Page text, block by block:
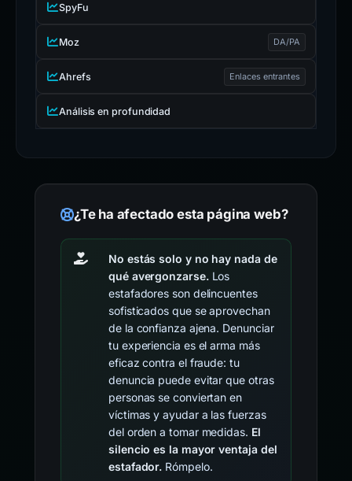
SpyFu
Moz DA/PA
Ahrefs Enlaces entrantes
Análisis en profundidad
¿Te ha afectado esta página web?
No estás solo y no hay nada de
qué avergonzarse.Los
estafadores son delincuentes
sofisticados que se aprovechan
de la confianza ajena. Denunciar
tu experiencia es el arma más
eficaz contra el fraude: tu
denuncia puede evitar que otras
personas se conviertan en
víctimas y ayudar a las fuerzas
del orden a tomar medidas. El
silencio es la mayor ventaja del
estafador. Rómpelo.